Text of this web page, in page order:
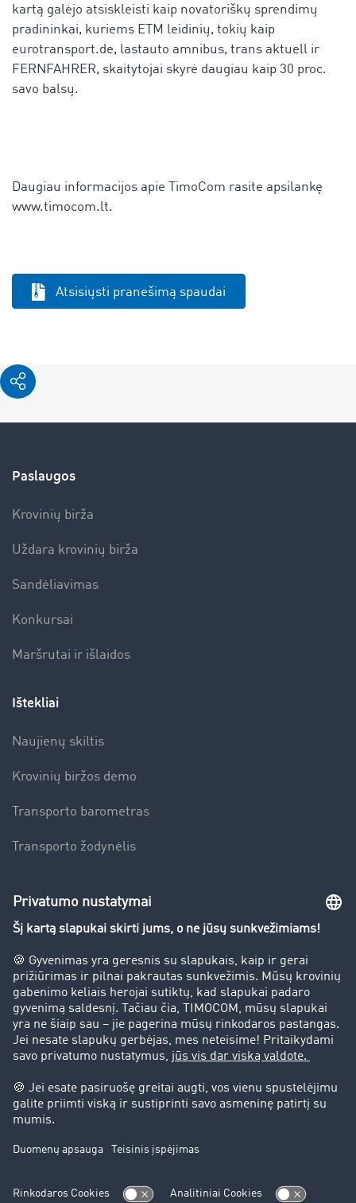
kartą galėjo atsiskleisti kaip novatoriškų sprendimų
pradininkai, kuriems ETM leidinių, tokių kaip
eurotransport.de, lastauto amnibus, trans aktuell ir
FERNFAHRER, skaitytojai skyrė daugiau kaip 30 proc.
savo balsų.
Daugiau informacijos apie TimoCom rasite apsilankę
www.timocom.lt.
Atsisiųsti pranešimą spaudai
Paslaugos
Krovinių birža
Uždara krovinių birža
Sandėliavimas
Konkursai
Maršrutai ir išlaidos
Ištekliai
Naujienų skiltis
Krovinių biržos demo
Transporto barometras
Transporto žodynėlis
Įmonė
Sėkmės istorijos
Klientai įdarbina klientus
Teisinė informacija
Teisinis pranešimas
Duomenų apsauga
Slapukų nustatymai
Pagalba